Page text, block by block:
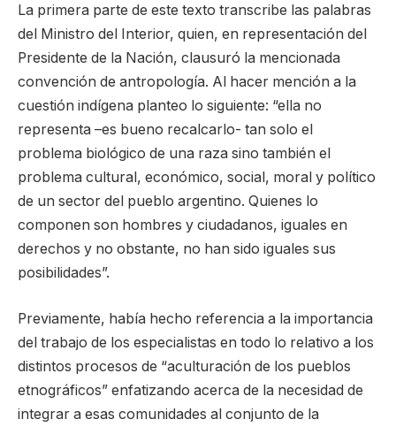
La primera parte de este texto transcribe las palabras
del Ministro del Interior, quien, en representación del
Presidente de la Nación, clausuró la mencionada
convención de antropología. Al hacer mención a la
cuestión indígena planteo lo siguiente: “ella no
representa –es bueno recalcarlo- tan solo el
problema biológico de una raza sino también el
problema cultural, económico, social, moral y político
de un sector del pueblo argentino. Quienes lo
componen son hombres y ciudadanos, iguales en
derechos y no obstante, no han sido iguales sus
posibilidades”.
Previamente, había hecho referencia a la importancia
del trabajo de los especialistas en todo lo relativo a los
distintos procesos de “aculturación de los pueblos
etnográficos” enfatizando acerca de la necesidad de
integrar a esas comunidades al conjunto de la